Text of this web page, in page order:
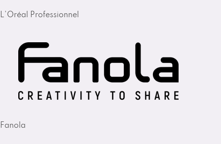
L'Oréal Professionnel
Fanola